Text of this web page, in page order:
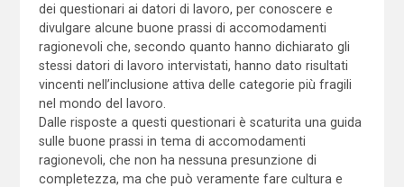
dei questionari ai datori di lavoro, per conoscere e
divulgare alcune buone prassi di accomodamenti
ragionevoli che, secondo quanto hanno dichiarato gli
stessi datori di lavoro intervistati, hanno dato risultati
vincenti nell’inclusione attiva delle categorie più fragili
nel mondo del lavoro.
Dalle risposte a questi questionari è scaturita una guida
sulle buone prassi in tema di accomodamenti
ragionevoli, che non ha nessuna presunzione di
completezza, ma che può veramente fare cultura e